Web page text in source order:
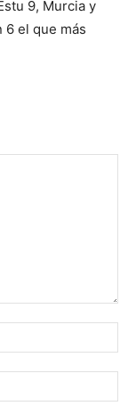
9, Murcia y
6 el que más